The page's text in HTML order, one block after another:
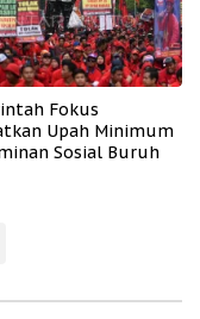
Fokus
Upah Minimum
Sosial Buruh